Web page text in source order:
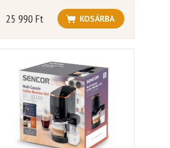
25 990 Ft KOSÁRBA